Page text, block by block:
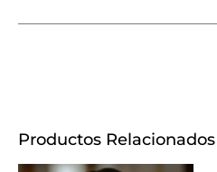
Productos Relacionados